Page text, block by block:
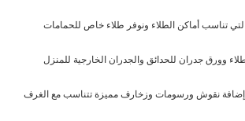
تناسب أماكن الطلاء ونوفر طلاء خاص للحمامات
وورق جدران للحدائق والجدران الخارجية للمنزل
نقوش ورسومات وزخارف مميزة تتناسب مع الغرف